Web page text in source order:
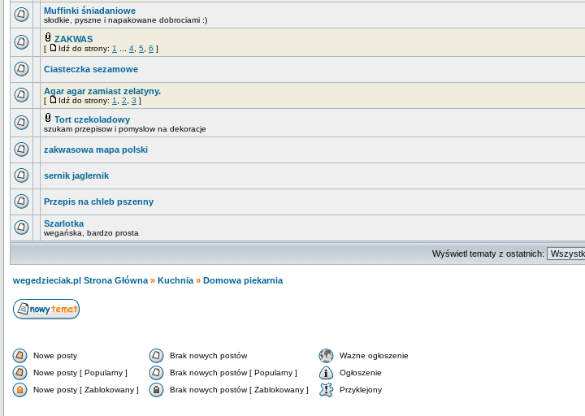
Muffinki śniadaniowe
słodkie, pyszne i napakowane dobrociami :)
ZAKWAS
[ Idź do strony: 1 4 5 6 ]
Ciasteczka sezamowe
Agar agar zamiast zelatyny.
[ Idź do strony: 1 2 3 ]
Tort czekoladowy
szukam przepisow i pomyslow na dekoracje
zakwasowa mapa polski
sernik jaglernik
Przepis na chleb pszenny
Szarlotka
wegańska, bardzo prosta
Wyświetl tematy z ostatnich:
wegedzieciak.pl Strona Główna » Kuchnia » Domowa piekarnia
Nowe posty Brak nowych postów
Ważne ogłoszenie
Nowe posty [ Popularny ]
Brak nowych postów [ Popularny ]
Ogłoszenie
Nowe posty [ Zablokowany ]
Brak nowych postów [ Zablokowany ] Przyklejony